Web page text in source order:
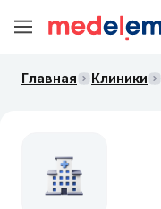
Главная Клиники